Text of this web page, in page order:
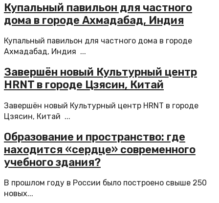
Купальный павильон для частного
дома в городе Ахмадабад, Индия
Купальный павильон для частного дома в городе
Ахмадабад, Индия ...
Завершён новый Культурный центр
HRNT в городе Цзясин, Китай
Завершён новый Культурный центр HRNT в городе
Цзясин, Китай ...
Образование и пространство: где
находится «сердце» современного
учебного здания?
В прошлом году в России было построено свыше 250
новых...